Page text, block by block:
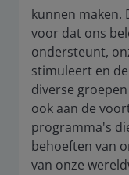
kunnen maken.
voor dat ons
ondersteunt,
stimuleert en
diverse
ook aan de
programma's
behoeften van
van onze